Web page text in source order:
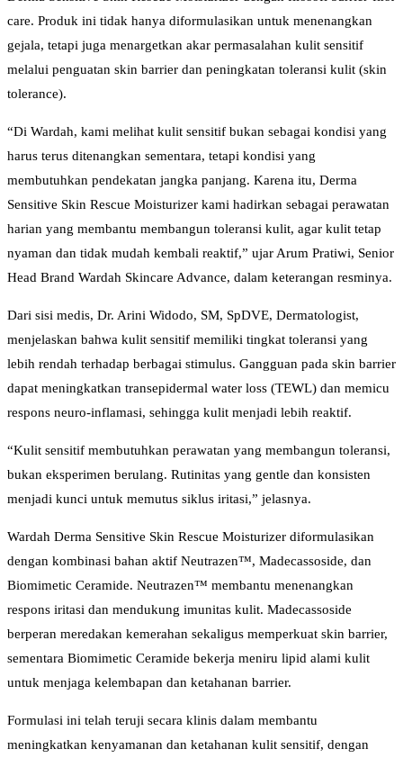
care. Produk ini tidak hanya diformulasikan untuk menenangkan
gejala, tetapi juga menargetkan akar permasalahan kulit sensitif
melalui penguatan skin barrier dan peningkatan toleransi kulit (skin
tolerance).
“Di Wardah, kami melihat kulit sensitif bukan sebagai kondisi yang
harus terus ditenangkan sementara, tetapi kondisi yang
membutuhkan pendekatan jangka panjang. Karena itu, Derma
Sensitive Skin Rescue Moisturizer kami hadirkan sebagai perawatan
harian yang membantu membangun toleransi kulit, agar kulit tetap
nyaman dan tidak mudah kembali reaktif,” ujar Arum Pratiwi, Senior
Head Brand Wardah Skincare Advance, dalam keterangan resminya.
Dari sisi medis, Dr. Arini Widodo, SM, SpDVE, Dermatologist,
menjelaskan bahwa kulit sensitif memiliki tingkat toleransi yang
lebih rendah terhadap berbagai stimulus. Gangguan pada skin barrier
dapat meningkatkan transepidermal water loss (TEWL) dan memicu
respons neuro-inflamasi, sehingga kulit menjadi lebih reaktif.
“Kulit sensitif membutuhkan perawatan yang membangun toleransi,
bukan eksperimen berulang. Rutinitas yang gentle dan konsisten
menjadi kunci untuk memutus siklus iritasi,” jelasnya.
Wardah Derma Sensitive Skin Rescue Moisturizer diformulasikan
dengan kombinasi bahan aktif Neutrazen™, Madecassoside, dan
Biomimetic Ceramide. Neutrazen™ membantu menenangkan
respons iritasi dan mendukung imunitas kulit. Madecassoside
berperan meredakan kemerahan sekaligus memperkuat skin barrier,
sementara Biomimetic Ceramide bekerja meniru lipid alami kulit
untuk menjaga kelembapan dan ketahanan barrier.
Formulasi ini telah teruji secara klinis dalam membantu
meningkatkan kenyamanan dan ketahanan kulit sensitif, dengan